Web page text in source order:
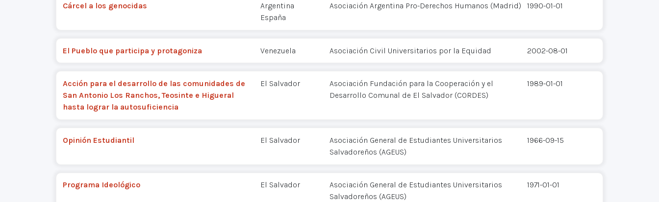
Cárcel a los genocidas
Argentina
España
Asociación Argentina Pro-Derechos Humanos (Madrid) 1990-01-01
El Pueblo que participa y protagoniza Venezuela Asociación Civil Universitarios por la Equidad 2002-08-01
Acción para el desarrollo de las comunidades de
San Antonio Los Ranchos, Teosinte e Higueral
hasta lograr la autosuficiencia
El Salvador
Asociación Fundación para la Cooperación y el
Desarrollo Comunal de El Salvador (CORDES)
1989-01-01
Opinión Estudiantil El Salvador
Asociación General de Estudiantes Universitarios
Salvadoreños (AGEUS)
1966-09-15
Programa Ideológico El Salvador
Asociación General de Estudiantes Universitarios
Salvadoreños (AGEUS)
1971-01-01